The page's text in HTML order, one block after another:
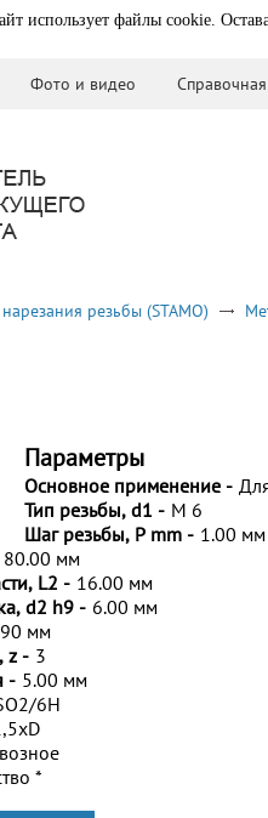
использует файлы cookie.
Фото и видео
резьбы (STAMO)
Параметры
Основное применение -
Тип резьбы, d1 - M 6
Шаг резьбы, P mm - 1.00 мм
80.00 мм
L2 - 16.00 мм
d2 h9 - 6.00 мм
мм
z - 3
- 5.00 мм
6H
*